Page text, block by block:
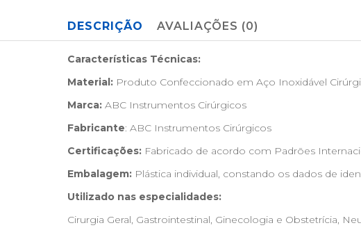
DESCRIÇÃO AVALIAÇÕES (0)
Características Técnicas:
Material: Produto Confeccionado em Aço Inoxidável
Marca: ABC Instrumentos Cirúrgicos
Fabricante: ABC Instrumentos Cirúrgicos
Certificações: Fabricado de acordo com Padrões
Embalagem: Plástica individual, constando os dados de
Utilizado nas especialidades:
Cirurgia Geral, Gastrointestinal, Ginecologia e Obstetrícia,